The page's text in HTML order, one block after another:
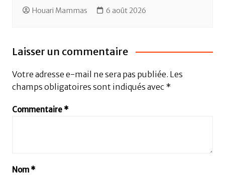
Houari Mammas 6 août 2026
Laisser un commentaire
Votre adresse e-mail ne sera pas publiée. Les
champs obligatoires sont indiqués avec *
Commentaire *
Nom *